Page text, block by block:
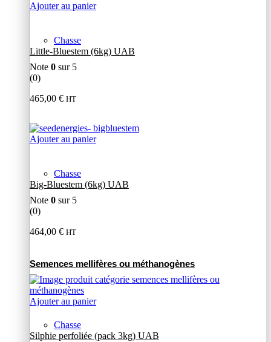
Ajouter au panier
Chasse
Little-Bluestem (6kg) UAB
Note 0 sur 5
(0)
465,00 € HT
Ajouter au panier
Chasse
Big-Bluestem (6kg) UAB
Note 0 sur 5
(0)
464,00 € HT
Semences mellifères ou méthanogènes
Ajouter au panier
Chasse
Silphie perfoliée (pack 3kg) UAB